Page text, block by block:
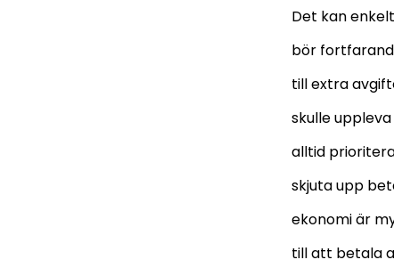
Det kan
bör
till extra
skulle
alltid
skjuta upp
ekonomi är
till att betala